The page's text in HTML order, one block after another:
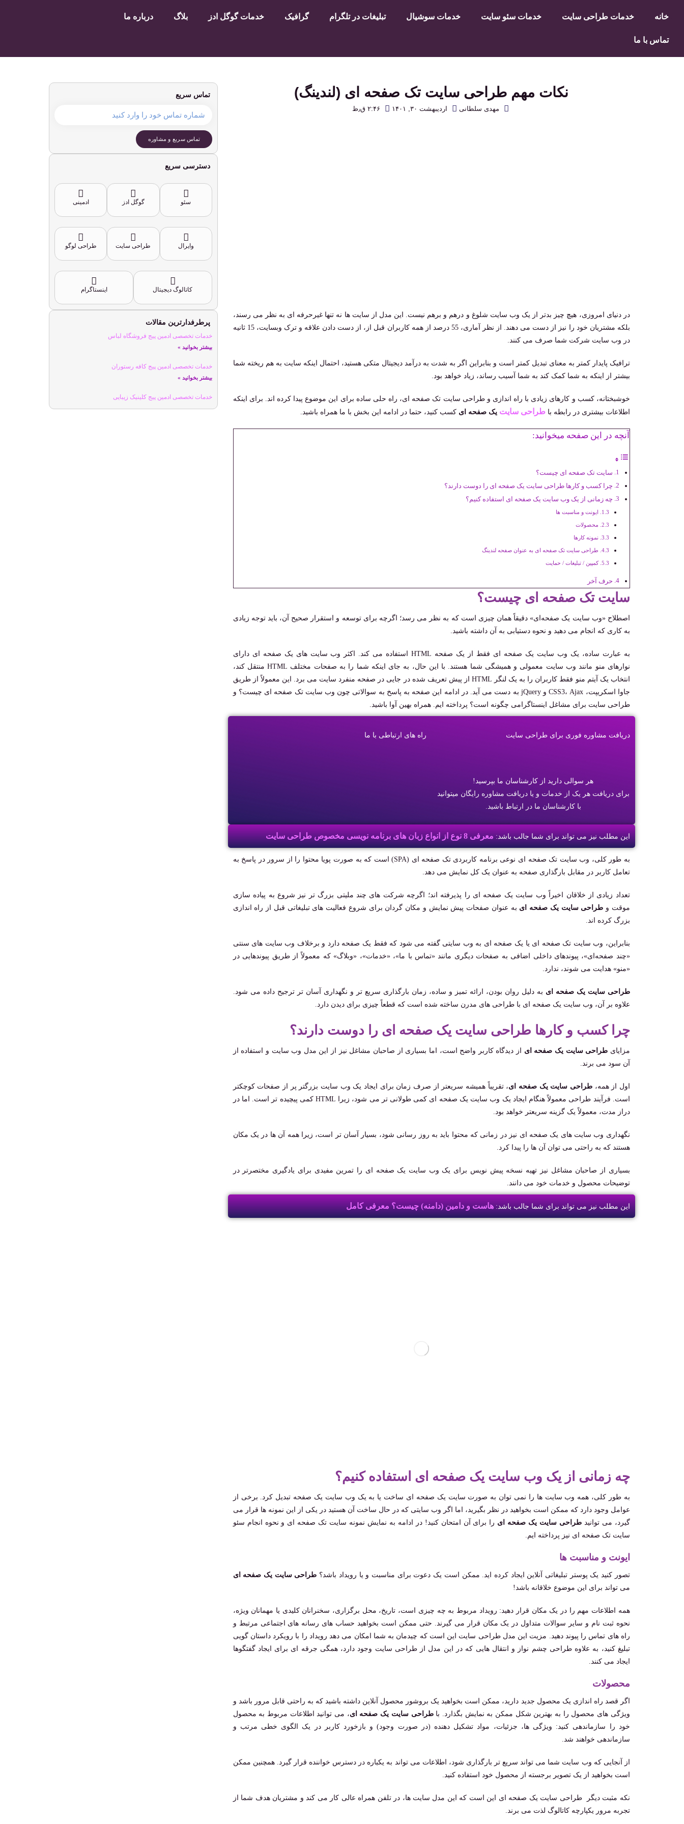
خانه خدمات طراحی سایت خدمات سئو سایت خدمات سوشیال تبلیغات در تلگرام گرافیک خدمات گوگل ادز بلاگ درباره ما
تماس با ما
نکات مهم طراحی سایت تک صفحه ای (لندینگ)
مهدی سلطانی اردیبهشت ۳۰, ۱۴۰۱ ۲:۴۶ ق٫ظ
در دنیای امروزی، هیچ چیز بدتر از یک وب سایت شلوغ و درهم و برهم نیست. این مدل از سایت ها نه تنها غیرحرفه ای به نظر می رسند،
بلکه مشتریان خود را نیز از دست می دهند. از نظر آماری، 55 درصد از همه کاربران قبل از، از دست دادن علاقه و ترک وبسایت، 15 ثانیه
در وب سایت شرکت شما صرف می کنند.
ترافیک پایدار کمتر به معنای تبدیل کمتر است و بنابراین اگر به شدت به درآمد دیجیتال متکی هستید، احتمال اینکه سایت به هم ریخته شما
بیشتر از اینکه به شما کمک کند به شما آسیب رساند، زیاد خواهد بود.
خوشبختانه، کسب ‌و کارهای زیادی با راه ‌اندازی و طراحی سایت تک صفحه ای، راه ‌حلی ساده برای این موضوع پیدا کرده اند. برای اینکه
اطلاعات بیشتری در رابطه باطراحی سایت یک صفحه ای کسب کنید، حتما در ادامه این بخش با ما همراه باشید.
آنچه در این صفحه میخوانید:
سایت تک صفحه ای چیست؟
چرا کسب و کارها طراحی سایت یک صفحه ای را دوست دارند؟
چه زمانی از یک وب سایت یک صفحه ای استفاده کنیم؟
ایونت و مناسبت ها
محصولات
نمونه کارها
طراحی سایت تک صفحه ای به عنوان صفحه لندینگ
کمپین / تبلیغات / حمایت
حرف آخر
سایت تک صفحه ای چیست؟
اصطلاح «وب ‌سایت یک صفحه‌ای» دقیقاً همان چیزی است که به نظر می ‌رسد؛ اگرچه برای توسعه و استقرار صحیح آن، باید توجه زیادی
به کاری که انجام می ‌دهید و نحوه دستیابی به آن داشته باشید.
به عبارت ساده، یک وب سایت یک صفحه ای فقط از یک صفحه HTML استفاده می کند. اکثر وب سایت های یک صفحه ای دارای
نوارهای منو مانند وب سایت معمولی و همیشگی شما هستند. با این حال، به جای اینکه شما را به صفحات مختلف HTML منتقل کند،
انتخاب یک آیتم منو فقط کاربران را به یک لنگر HTML از پیش تعریف شده در جایی در صفحه منفرد سایت می برد. این معمولاً از طریق
جاوا اسکریپت، CSS3، Ajax و jQuery به دست می آید. در ادامه این صفحه به پاسخ به سوالاتی چون وب سایت تک صفحه ای چیست؟ و
طراحی سایت برای مشاغل اینستاگرامی چگونه است؟ پرداخته ایم. همراه بهین آوا باشید.
دریافت مشاوره فوری برای طراحی سایت
هر سوالی دارید از کارشناسان ما بپرسید!
برای دریافت هر یک از خدمات و یا دریافت مشاوره رایگان میتوانید
با کارشناسان ما در ارتباط باشید.
راه های ارتباطی با ما
این مطلب نیز می تواند برای شما جالب باشد: معرفی 8 نوع از انواع زبان های برنامه نویسی مخصوص طراحی سایت
به طور کلی، وب سایت تک صفحه ای نوعی برنامه کاربردی تک صفحه ای (SPA) است که به صورت پویا محتوا را از سرور در پاسخ به
تعامل کاربر در مقابل بارگذاری صفحه به عنوان یک کل نمایش می دهد.
تعداد زیادی از خلاقان اخیراً وب ‌سایت یک صفحه‌ ای را پذیرفته ‌اند؛ اگرچه شرکت‌ های چند ملیتی بزرگ‌ تر نیز شروع به پیاده ‌سازی
موقت و طراحی سایت یک صفحه ای به ‌عنوان صفحات پیش ‌نمایش و مکان‌ گردان برای شروع فعالیت ‌های تبلیغاتی قبل از راه ‌اندازی
بزرگ کرده ‌اند.
بنابراین، وب سایت تک صفحه ای یا یک صفحه ای به وب سایتی گفته می شود که فقط یک صفحه دارد و برخلاف وب ‌سایت ‌های سنتی
«چند صفحه‌ای»، پیوندهای داخلی اضافی به صفحات دیگری مانند «تماس با ما»، «خدمات»، «وبلاگ» که معمولاً از طریق پیوندهایی در
«منو» هدایت می‌ شوند، ندارد.
طراحی سایت یک صفحه ای به دلیل روان بودن، ارائه تمیز و ساده، زمان بارگذاری سریع ‌تر و نگهداری آسان ‌تر ترجیح داده می شود.
علاوه بر آن، وب سایت یک صفحه ای با طراحی های مدرن ساخته شده است که قطعاً چیزی برای دیدن دارد.
چرا کسب و کارها طراحی سایت یک صفحه ای را دوست دارند؟
مزایای طراحی سایت یک صفحه ای از دیدگاه کاربر واضح است، اما بسیاری از صاحبان مشاغل نیز از این مدل وب سایت و استفاده از
آن سود می برند.
اول از همه،طراحی سایت یک صفحه ای، تقریباً همیشه سریعتر از صرف زمان برای ایجاد یک وب سایت بزرگتر پر از صفحات کوچکتر
است. فرآیند طراحی معمولاً هنگام ایجاد یک وب سایت یک صفحه ای کمی طولانی تر می شود، زیرا HTML کمی پیچیده تر است. اما در
دراز مدت، معمولاً یک گزینه سریعتر خواهد بود.
نگهداری وب ‌سایت ‌های یک صفحه ‌ای نیز در زمانی که محتوا باید به روز رسانی شود، بسیار آسان ‌تر است، زیرا همه آن ‌ها در یک مکان
هستند که به راحتی می ‌توان آن‌ ها را پیدا کرد.
بسیاری از صاحبان مشاغل نیز تهیه نسخه پیش نویس برای یک وب سایت یک صفحه ای را تمرین مفیدی برای یادگیری مختصرتر در
توضیحات محصول و خدمات خود می دانند.
این مطلب نیز می تواند برای شما جالب باشد:هاست و دامین (دامنه) چیست؟ معرفی کامل
چه زمانی از یک وب سایت یک صفحه ای استفاده کنیم؟
به طور کلی، همه وب سایت ها را نمی توان به صورت سایت یک صفحه ای ساخت یا به یک وب سایت یک صفحه تبدیل کرد. برخی از
عوامل وجود دارد که ممکن است بخواهید در نظر بگیرید، اما اگر وب ‌سایتی که در حال ساخت آن هستید در یکی از این نمونه ‌ها قرار می
‌گیرد، می ‌توانید طراحی سایت یک صفحه ای را برای آن امتحان کنید! در ادامه به نمایش نمونه سایت تک صفحه ای و نحوه انجام سئو
سایت تک صفحه ای نیز پرداخته ایم.
ایونت و مناسبت ها
تصور کنید یک پوستر تبلیغاتی آنلاین ایجاد کرده اید. ممکن است یک دعوت برای مناسبت و یا رویداد باشد؟ طراحی سایت یک صفحه ای
می تواند برای این موضوع خلاقانه باشد!
همه اطلاعات مهم را در یک مکان قرار دهید: رویداد مربوط به چه چیزی است، تاریخ، محل برگزاری، سخنرانان کلیدی یا مهمانان ویژه،
نحوه ثبت نام و سایر سوالات متداول در یک مکان قرار می گیرند. حتی ممکن است بخواهید حساب های رسانه های اجتماعی مرتبط و
راه های تماس را پیوند دهید. مزیت این مدل طراحی سایت این است که چیدمان به شما امکان می ‌دهد رویداد را با رویکرد داستان‌ گویی
تبلیغ کنید، به‌ علاوه طراحی چشم ‌نواز و انتقال ‌هایی که در این مدل از طراحی سایت وجود دارد، همگی جرقه ‌ای برای ایجاد گفتگوها
ایجاد می‌ کنند.
محصولات
اگر قصد راه اندازی یک محصول جدید دارید، ممکن است بخواهید یک بروشور محصول آنلاین داشته باشید که به راحتی قابل مرور باشد و
ویژگی های محصول را به بهترین شکل ممکن به نمایش بگذارد. باطراحی سایت یک صفحه ای، می توانید اطلاعات مربوط به محصول
خود را سازماندهی کنید: ویژگی ها، جزئیات، مواد تشکیل دهنده (در صورت وجود) و بازخورد کاربر در یک الگوی خطی مرتب و
سازماندهی خواهند شد.
از آنجایی که وب ‌سایت شما می ‌تواند سریع ‌تر بارگذاری شود، اطلاعات می ‌تواند به یکباره در دسترس خواننده قرار گیرد. همچنین ممکن
است بخواهید از یک تصویر برجسته از محصول خود استفاده کنید.
نکه مثبت دیگر طراحی سایت یک صفحه ای این است که این مدل سایت ها، در تلفن همراه عالی کار می کند و مشتریان هدف شما از
تجربه مرور یکپارچه کاتالوگ لذت می برند.
تماس سریع
تماس سریع و مشاوره
دسترسی سریع
سئو گوگل ادز ادمینی
وایرال طراحی سایت طراحی لوگو
کاتالوگ دیجیتال اینستاگرام
پرطرفدارترین مقالات
خدمات تخصصی ادمین پیج فروشگاه لباس
بیشتر بخوانید »
خدمات تخصصی ادمین پیج کافه رستوران
بیشتر بخوانید »
خدمات تخصصی ادمین پیج کلینیک زیبایی
بیشتر بخوانید »